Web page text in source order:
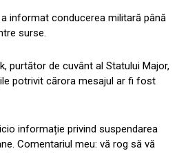
informat conducerea militară până
surse.
purtător de cuvânt al Statului Major,
potrivit cărora mesajul ar fi fost
informație privind suspendarea
Comentariul meu: vă rog să vă